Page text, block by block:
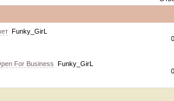
Funky_GirL
0
For Business Funky_GirL
0